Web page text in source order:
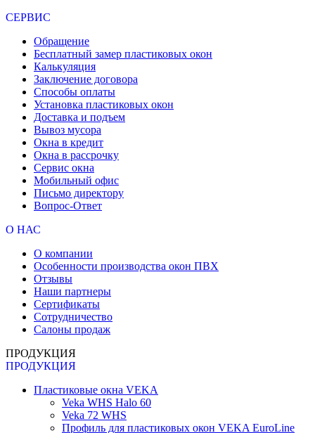
СЕРВИС
Обращение
Бесплатный замер пластиковых окон
Калькуляция
Заключение договора
Способы оплаты
Установка пластиковых окон
Доставка и подъем
Вывоз мусора
Окна в кредит
Окна в рассрочку
Сервис окна
Мобильный офис
Письмо директору
Вопрос-Ответ
О НАС
О компании
Особенности производства окон ПВХ
Отзывы
Наши партнеры
Сертификаты
Сотрудничество
Салоны продаж
ПРОДУКЦИЯ
ПРОДУКЦИЯ
Пластиковые окна VEKA
Veka WHS Halo 60
Veka 72 WHS
Профиль для пластиковых окон VEKA EuroLine